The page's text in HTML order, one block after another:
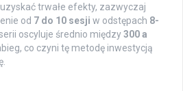
trwałe efekty, zazwyczaj
od 7 do 10 sesji w odstępach 8-
serii oscyluje średnio między300 a
co czyni tę metodę inwestycją